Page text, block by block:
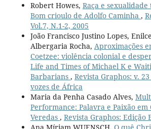
Robert Howes, Raça e
Bom crioulo de Adolfo Caminha ,
Vol.7, N.1-2, 2005
João Francisco Justino Lopes,
Albergaria Rocha, Aproximações
Coetzee: violência colonial e
Life and Times of Michael K e
Barbarians , Revista Graphos: v.
vozes de África
Maria da Penha Casado Alves,
Performance: Palavra e Paixão em
Veredas , Revista Graphos: Edição